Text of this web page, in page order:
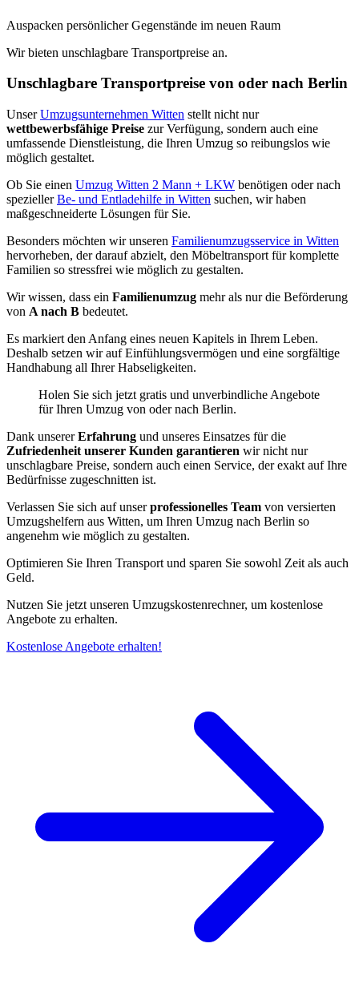
Auspacken persönlicher Gegenstände im neuen Raum
Wir bieten unschlagbare Transportpreise an.
Unschlagbare Transportpreise von oder nach Berlin
UnserUmzugsunternehmen Witten stellt nicht nur
wettbewerbsfähige Preise zur Verfügung, sondern auch eine
umfassende Dienstleistung, die Ihren Umzug so reibungslos wie
möglich gestaltet.
Ob Sie einen Umzug Witten 2 Mann + LKW benötigen oder nach
speziellerBe- und Entladehilfe in Witten suchen, wir haben
maßgeschneiderte Lösungen für Sie.
Besonders möchten wir unseren Familienumzugsservice in Witten
hervorheben, der darauf abzielt, den Möbeltransport für komplette
Familien so stressfrei wie möglich zu gestalten.
Wir wissen, dass ein Familienumzug mehr als nur die Beförderung
von A nach B bedeutet.
Es markiert den Anfang eines neuen Kapitels in Ihrem Leben.
Deshalb setzen wir auf Einfühlungsvermögen und eine sorgfältige
Handhabung all Ihrer Habseligkeiten.
Holen Sie sich jetzt gratis und unverbindliche Angebote
für Ihren Umzug von oder nach Berlin.
Dank unsererErfahrung und unseres Einsatzes für die
Zufriedenheit unserer Kunden garantieren wir nicht nur
unschlagbare Preise, sondern auch einen Service, der exakt auf Ihre
Bedürfnisse zugeschnitten ist.
Verlassen Sie sich auf unserprofessionelles Team von versierten
Umzugshelfern aus Witten, um Ihren Umzug nach Berlin so
angenehm wie möglich zu gestalten.
Optimieren Sie Ihren Transport und sparen Sie sowohl Zeit als auch
Geld.
Nutzen Sie jetzt unseren Umzugskostenrechner, um kostenlose
Angebote zu erhalten.
Kostenlose Angebote erhalten!